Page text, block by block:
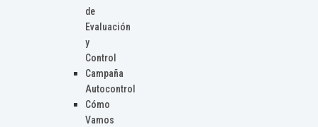
de
Evaluación
y
Control
Campaña
Autocontrol
Cómo
Vamos